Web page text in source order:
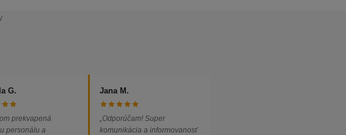
G.
prekvapená
personálu a
Jana M.
„Odporúčam! Super
komunikácia a informovanosť